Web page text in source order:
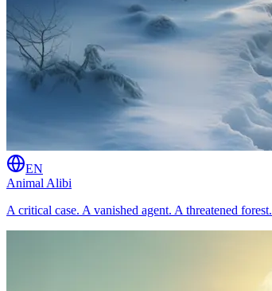
EN
Animal Alibi
A critical case. A vanished agent. A threatened forest.